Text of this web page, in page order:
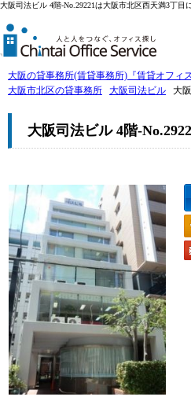
大阪司法ビル 4階-No.29221は大阪市北区西天満3丁目
大阪の貸事務所(賃貸事務所)『賃貸オフィ
大阪市北区の貸事務所
大阪司法ビル 大
大阪司法ビル 4階-